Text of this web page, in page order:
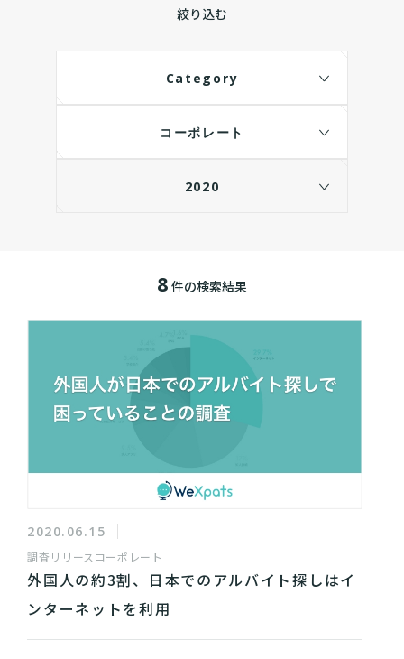
絞り込む
Category
コーポレート
2020
8 件の検索結果
2020.06.15
調査リリース コーポレート
外国人の約3割、日本でのアルバイト探しはイ
ンターネットを利用